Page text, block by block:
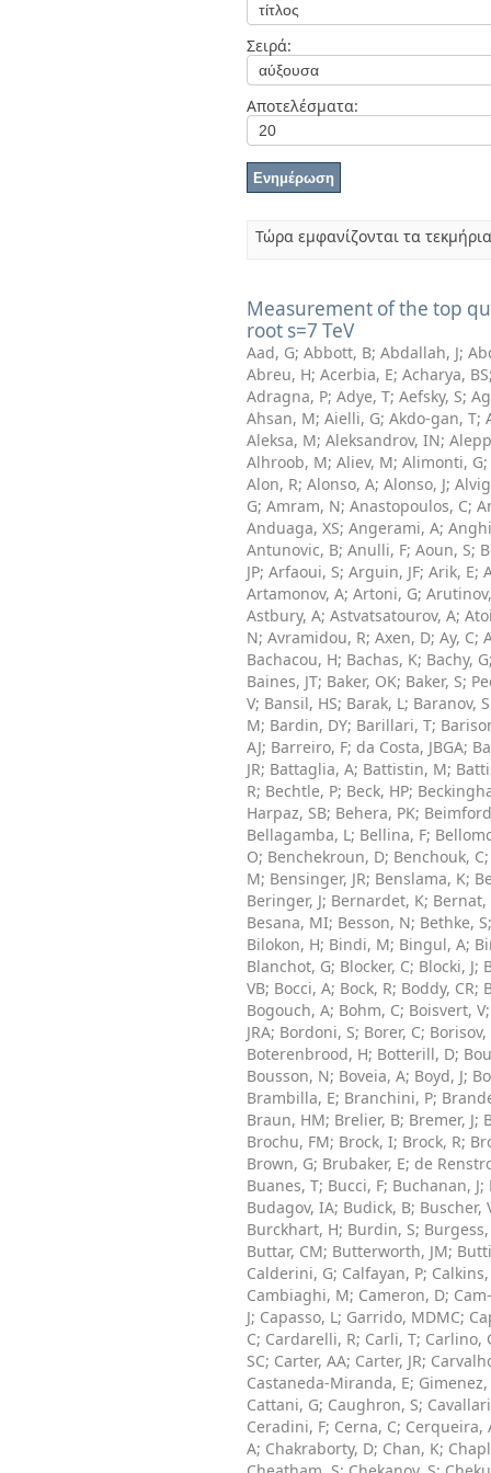
Σειρά:
Αποτελέσματα:
Τώρα εμφανίζονται τα
Measurement of the top
root s=7 TeV
Aad, G; Abbott, B; Abdallah, J;
Abreu, H; Acerbia, E; Acharya, BS
Adragna, P; Adye, T; Aefsky, S;
Ahsan, M; Aielli, G; Akdo-gan, T;
Aleksa, M; Aleksandrov, IN;
Alhroob, M; Aliev, M; Alimonti, G;
Alon, R; Alonso, A; Alonso, J;
G; Amram, N; Anastopoulos, C;
Anduaga, XS; Angerami, A;
Antunovic, B; Anulli, F; Aoun, S;
JP; Arfaoui, S; Arguin, JF; Arik, E;
Artamonov, A; Artoni, G;
Astbury, A; Astvatsatourov, A;
N; Avramidou, R; Axen, D; Ay, C;
Bachacou, H; Bachas, K; Bachy, G
Baines, JT; Baker, OK; Baker, S;
V; Bansil, HS; Barak, L; Baranov,
M; Bardin, DY; Barillari, T;
AJ; Barreiro, F; da Costa, JBGA;
JR; Battaglia, A; Battistin, M;
R; Bechtle, P; Beck, HP;
Harpaz, SB; Behera, PK;
Bellagamba, L; Bellina, F;
O; Benchekroun, D; Benchouk, C
M; Bensinger, JR; Benslama, K;
Beringer, J; Bernardet, K; Bernat,
Besana, MI; Besson, N; Bethke, S
Bilokon, H; Bindi, M; Bingul, A;
Blanchot, G; Blocker, C; Blocki, J;
VB; Bocci, A; Bock, R; Boddy, CR;
Bogouch, A; Bohm, C; Boisvert, V
JRA; Bordoni, S; Borer, C; Borisov,
Boterenbrood, H; Botterill, D;
Bousson, N; Boveia, A; Boyd, J;
Brambilla, E; Branchini, P;
Braun, HM; Brelier, B; Bremer, J;
Brochu, FM; Brock, I; Brock, R;
Brown, G; Brubaker, E; de
Buanes, T; Bucci, F; Buchanan, J;
Budagov, IA; Budick, B; Buscher,
Burckhart, H; Burdin, S;
Buttar, CM; Butterworth, JM;
Calderini, G; Calfayan, P;
Cambiaghi, M; Cameron, D;
J; Capasso, L; Garrido, MDMC;
C; Cardarelli, R; Carli, T; Carlino,
SC; Carter, AA; Carter, JR;
Castaneda-Miranda, E; Gimenez,
Cattani, G; Caughron, S;
Ceradini, F; Cerna, C; Cerqueira,
A; Chakraborty, D; Chan, K;